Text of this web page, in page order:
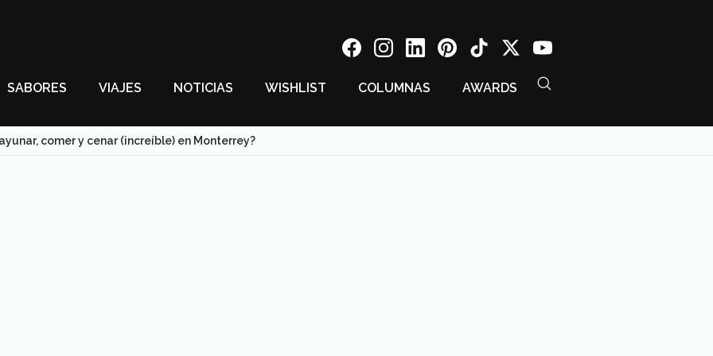
SABORES VIAJES NOTICIAS WISHLIST COLUMNAS AWARDS
comer y cenar (increíble) en Monterrey?